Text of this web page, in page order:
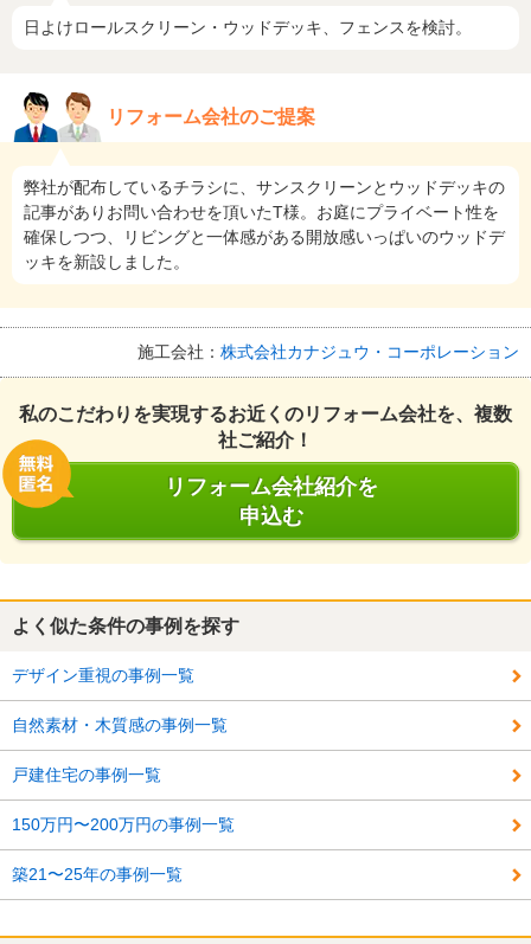
日よけロールスクリーン・ウッドデッキ、フェンスを検討。
リフォーム会社のご提案
弊社が配布しているチラシに、サンスクリーンとウッドデッキの
記事がありお問い合わせを頂いたT様。お庭にプライベート性を
確保しつつ、リビングと一体感がある開放感いっぱいのウッドデ
ッキを新設しました。
施工会社： 株式会社カナジュウ・コーポレーション
私のこだわりを実現するお近くのリフォーム会社を、複数
社ご紹介！
リフォーム会社紹介を
申込む
よく似た条件の事例を探す
デザイン重視の事例一覧
自然素材・木質感の事例一覧
戸建住宅の事例一覧
150万円〜200万円の事例一覧
築21〜25年の事例一覧